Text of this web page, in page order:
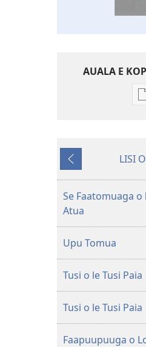
AUALA E
O
Mataupu
ua
mavae
LISI
Se Faatomuaga o
Atua
Upu Tomua
Tusi o le Tusi Paia
Tusi o le Tusi Paia
Faapuupuuga o